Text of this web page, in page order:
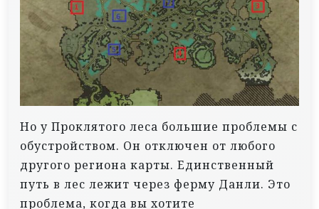
Но у Проклятого леса большие проблемы с
обустройством. Он отключен от любого
другого региона карты. Единственный
путь в лес лежит через ферму Данли. Это
проблема, когда вы хотите